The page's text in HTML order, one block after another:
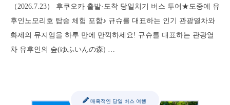
（2026.7.23） 후쿠오카 출발·도착 당일치기 버스 투어★도중에 유
후인노모리호 탑승 체험 포함♪ 규슈를 대표하는 인기 관광열차와
화제의 뮤지엄을 하루 만에 만끽하세요! 규슈를 대표하는 관광열
차 유후인의 숲(ゆふいんの森) …
매혹적인 당일 버스 여행